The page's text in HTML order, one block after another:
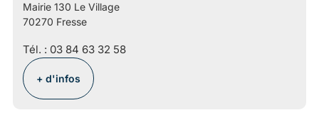
Mairie 130 Le Village
70270 Fresse
Tél. : 03 84 63 32 58
+ d'infos